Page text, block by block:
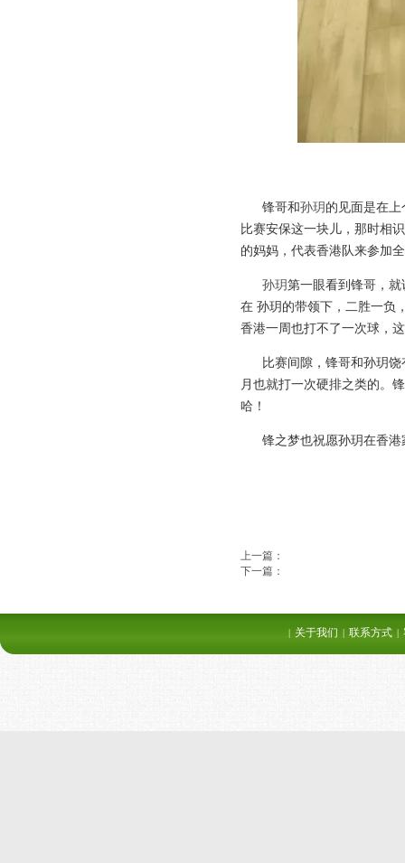
锋哥和孙玥的见面是在
比赛安保这一块儿，那时相
的妈妈，代表香港队来参加
孙玥第一眼看到锋哥，
在 孙玥的带领下，二胜一负
香港一周也打不了一次球，
比赛间隙，锋哥和孙玥
月也就打一次硬排之类的。
哈！
锋之梦也祝愿孙玥在香
上一篇：
下一篇：
| 关于我们 | 联系方式 |